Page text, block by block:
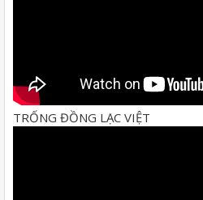
TRỐNG ĐỒNG LẠC VIỆT